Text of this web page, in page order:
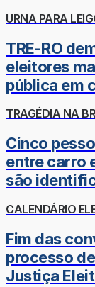
URNA PARA
TRE-RO
eleitores
pública em
TRAGÉDIA NA
Cinco
entre carro
são
CALENDÁRIO
Fim das
processo
Justiça